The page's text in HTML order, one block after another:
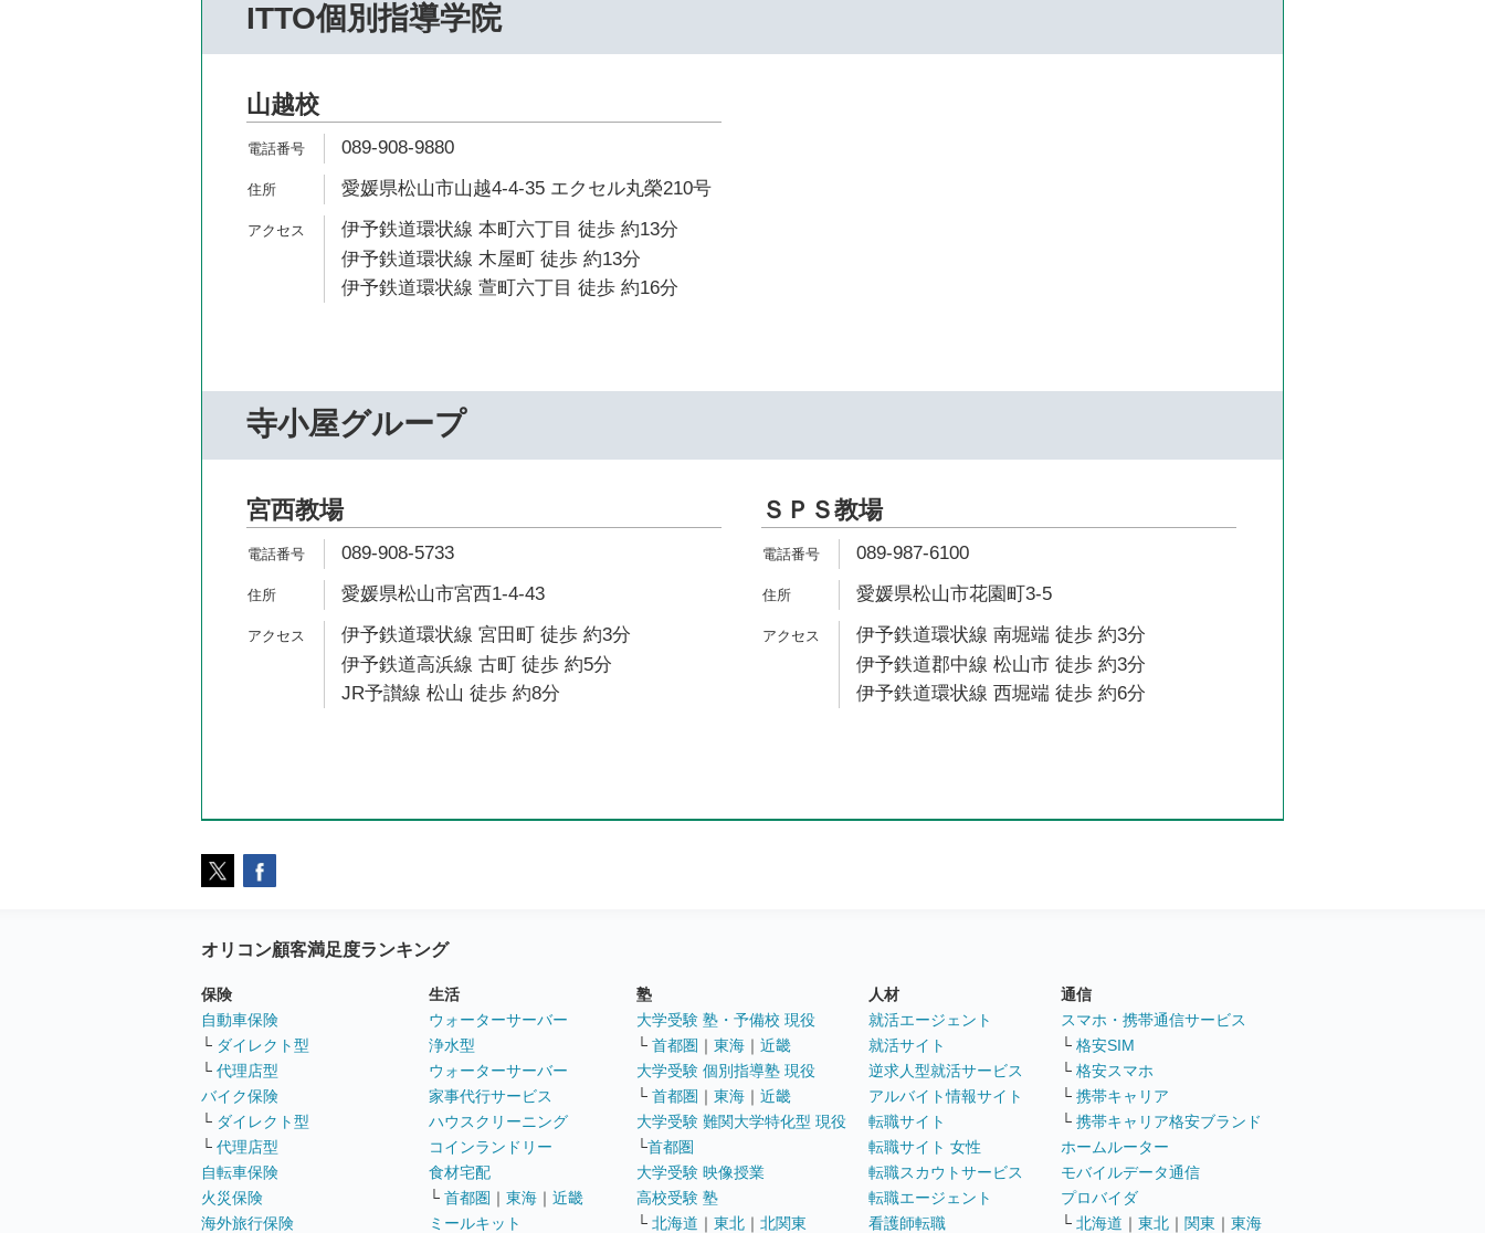
ITTO個別指導学院
山越校
089-908-9880
愛媛県松山市山越4-4-35 エクセル丸榮210号
伊予鉄道環状線 本町六丁目 徒歩 約13分
伊予鉄道環状線 木屋町 徒歩 約13分
伊予鉄道環状線 萱町六丁目 徒歩 約16分
寺小屋グループ
宮西教場
089-908-5733
愛媛県松山市宮西1-4-43
伊予鉄道環状線 宮田町 徒歩 約3分
伊予鉄道高浜線 古町 徒歩 約5分
JR予讃線 松山 徒歩 約8分
ＳＰＳ教場
089-987-6100
愛媛県松山市花園町3-5
伊予鉄道環状線 南堀端 徒歩 約3分
伊予鉄道郡中線 松山市 徒歩 約3分
伊予鉄道環状線 西堀端 徒歩 約6分
オリコン顧客満足度ランキング
保険
自動車保険
└ ダイレクト型
└ 代理店型
バイク保険
└ ダイレクト型
└ 代理店型
自転車保険
火災保険
海外旅行保険
生活
ウォーターサーバー
浄水型
ウォーターサーバー
家事代行サービス
ハウスクリーニング
コインランドリー
食材宅配
└ 首都圏 ｜ 東海 ｜ 近畿
ミールキット
塾
大学受験 塾・予備校 現役
└ 首都圏 ｜ 東海 ｜ 近畿
大学受験 個別指導塾 現役
└ 首都圏 ｜ 東海 ｜ 近畿
大学受験 難関大学特化型 現役
└首都圏
大学受験 映像授業
高校受験 塾
└ 北海道 ｜ 東北 ｜ 北関東
人材
就活エージェント
就活サイト
逆求人型就活サービス
アルバイト情報サイト
転職サイト
転職サイト 女性
転職スカウトサービス
転職エージェント
看護師転職
通信
スマホ・携帯通信サービス
└ 格安SIM
└ 格安スマホ
└ 携帯キャリア
└ 携帯キャリア格安ブランド
ホームルーター
モバイルデータ通信
プロバイダ
└ 北海道 ｜ 東北 ｜ 関東 ｜ 東海